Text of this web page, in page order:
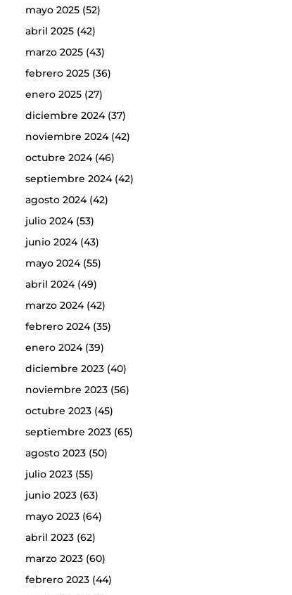
mayo 2025(52)
abril 2025(42)
marzo 2025(43)
febrero 2025(36)
enero 2025(27)
diciembre 2024(37)
noviembre 2024(42)
octubre 2024(46)
septiembre 2024(42)
agosto 2024(42)
julio 2024(53)
junio 2024(43)
mayo 2024(55)
abril 2024(49)
marzo 2024(42)
febrero 2024(35)
enero 2024(39)
diciembre 2023(40)
noviembre 2023(56)
octubre 2023(45)
septiembre 2023(65)
agosto 2023(50)
julio 2023(55)
junio 2023(63)
mayo 2023(64)
abril 2023(62)
marzo 2023(60)
febrero 2023(44)